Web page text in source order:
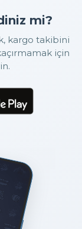
mi?
kargo takibini
için